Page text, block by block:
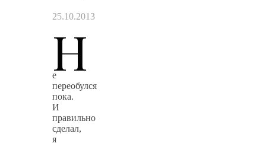
25.10.2013
Н
е
переобулся
пока.
И
правильно
сделал,
я